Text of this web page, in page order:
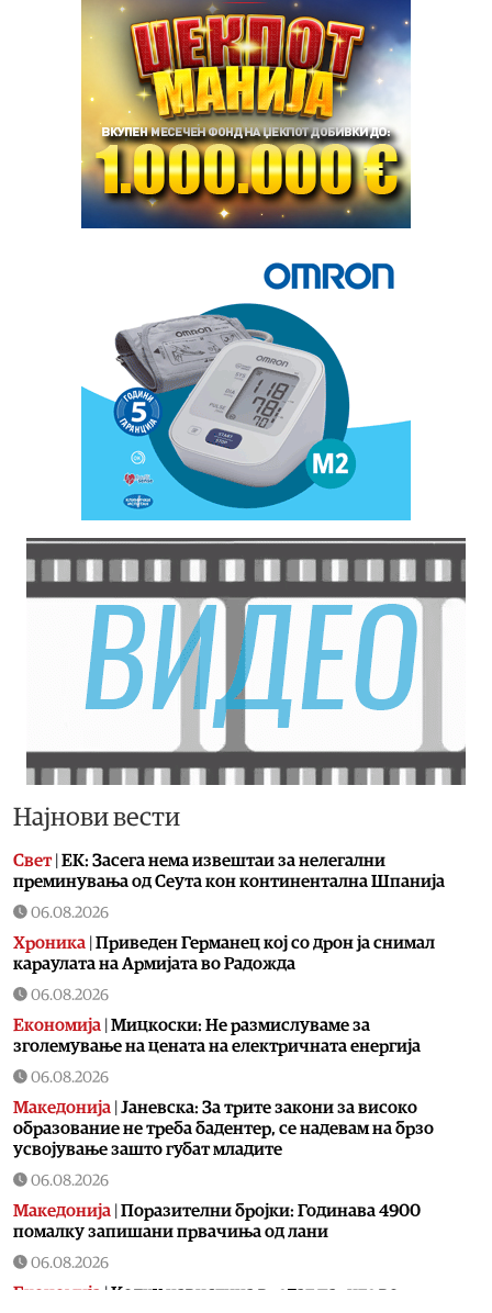
Најнови вести
Свет| ЕК: Засега нема извештаи за нелегални
преминувања од Сеута кон континентална Шпанија
06.08.2026
Хроника Приведен Германец кој со дрон ја снимал
караулата на Армијата во Радожда
06.08.2026
Економија Мицкоски: Не размислуваме за
зголемување на цената на електричната енергија
06.08.2026
Македонија Јаневска: За трите закони за високо
образование не треба бадентер, се надевам на брзо
усвојување зашто губат младите
06.08.2026
Македонија Поразителни бројки: Годинава 4900
помалку запишани првачиња од лани
06.08.2026
Економија |Колку навистина вредат парите во